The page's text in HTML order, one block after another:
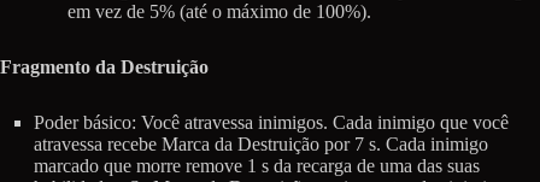
em vez de 5% (até o máximo de 100%).
Fragmento da Destruição
Poder básico: Você atravessa inimigos. Cada inimigo que você
atravessa recebe Marca da Destruição por 7 s. Cada inimigo
marcado que morre remove 1 s da recarga de uma das suas